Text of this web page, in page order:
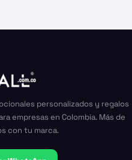
personalizados y regalos
empresas en Colombia. Más de
con tu marca.